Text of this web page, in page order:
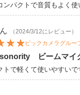
ンパクトで音質もよく使
（2024/3/12にレビュー）
ビックカメラグルー
ビームマイ
トで軽くて使いやすいで